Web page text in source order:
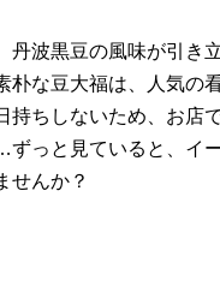
丹波黒豆の風味が引き
な豆大福は、人気の
ちしないため、お店
っと見ていると、イ
せんか？